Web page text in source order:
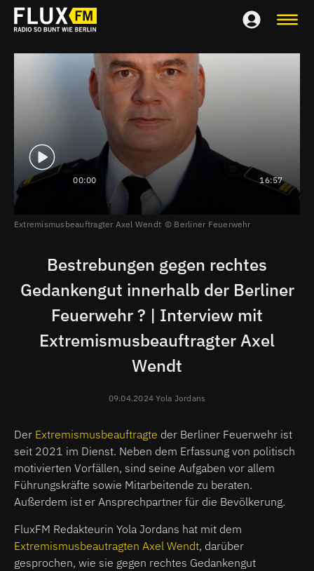
00:00 16:57
Extremismusbeauftragter Axel Wendt Berliner Feuerwehr
Bestrebungen gegen rechtes
Gedankengut innerhalb der Berliner
Feuerwehr ? | Interview mit
Extremismusbeauftragter Axel
Wendt
09.04.2024 Yola Jordans
Der Extremismusbeauftragte der Berliner Feuerwehr ist
seit 2021 im Dienst. Neben dem Erfassung von politisch
motivierten Vorfällen, sind seine Aufgaben vor allem
Führungskräfte sowie Mitarbeitende zu beraten.
Außerdem ist er Ansprechpartner für die Bevölkerung.
FluxFM Redakteurin Yola Jordans hat mit dem
Extremismusbeautragten Axel Wendt, darüber
gesprochen, wie sie gegen rechtes Gedankengut